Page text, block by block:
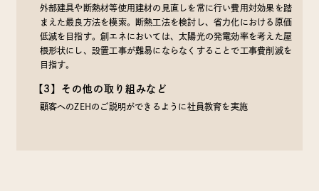
外部建具や断熱材等使用建材の見直しを常に行い費用対効果を踏
まえた最良方法を模索。断熱工法を検討し、省力化における原価
低減を目指す。創エネにおいては、太陽光の発電効率を考えた屋
根形状にし、設置工事が難易にならなくすることで工事費削減を
目指す。
【3】その他の取り組みなど
顧客へのZEHのご説明ができるように社員教育を実施